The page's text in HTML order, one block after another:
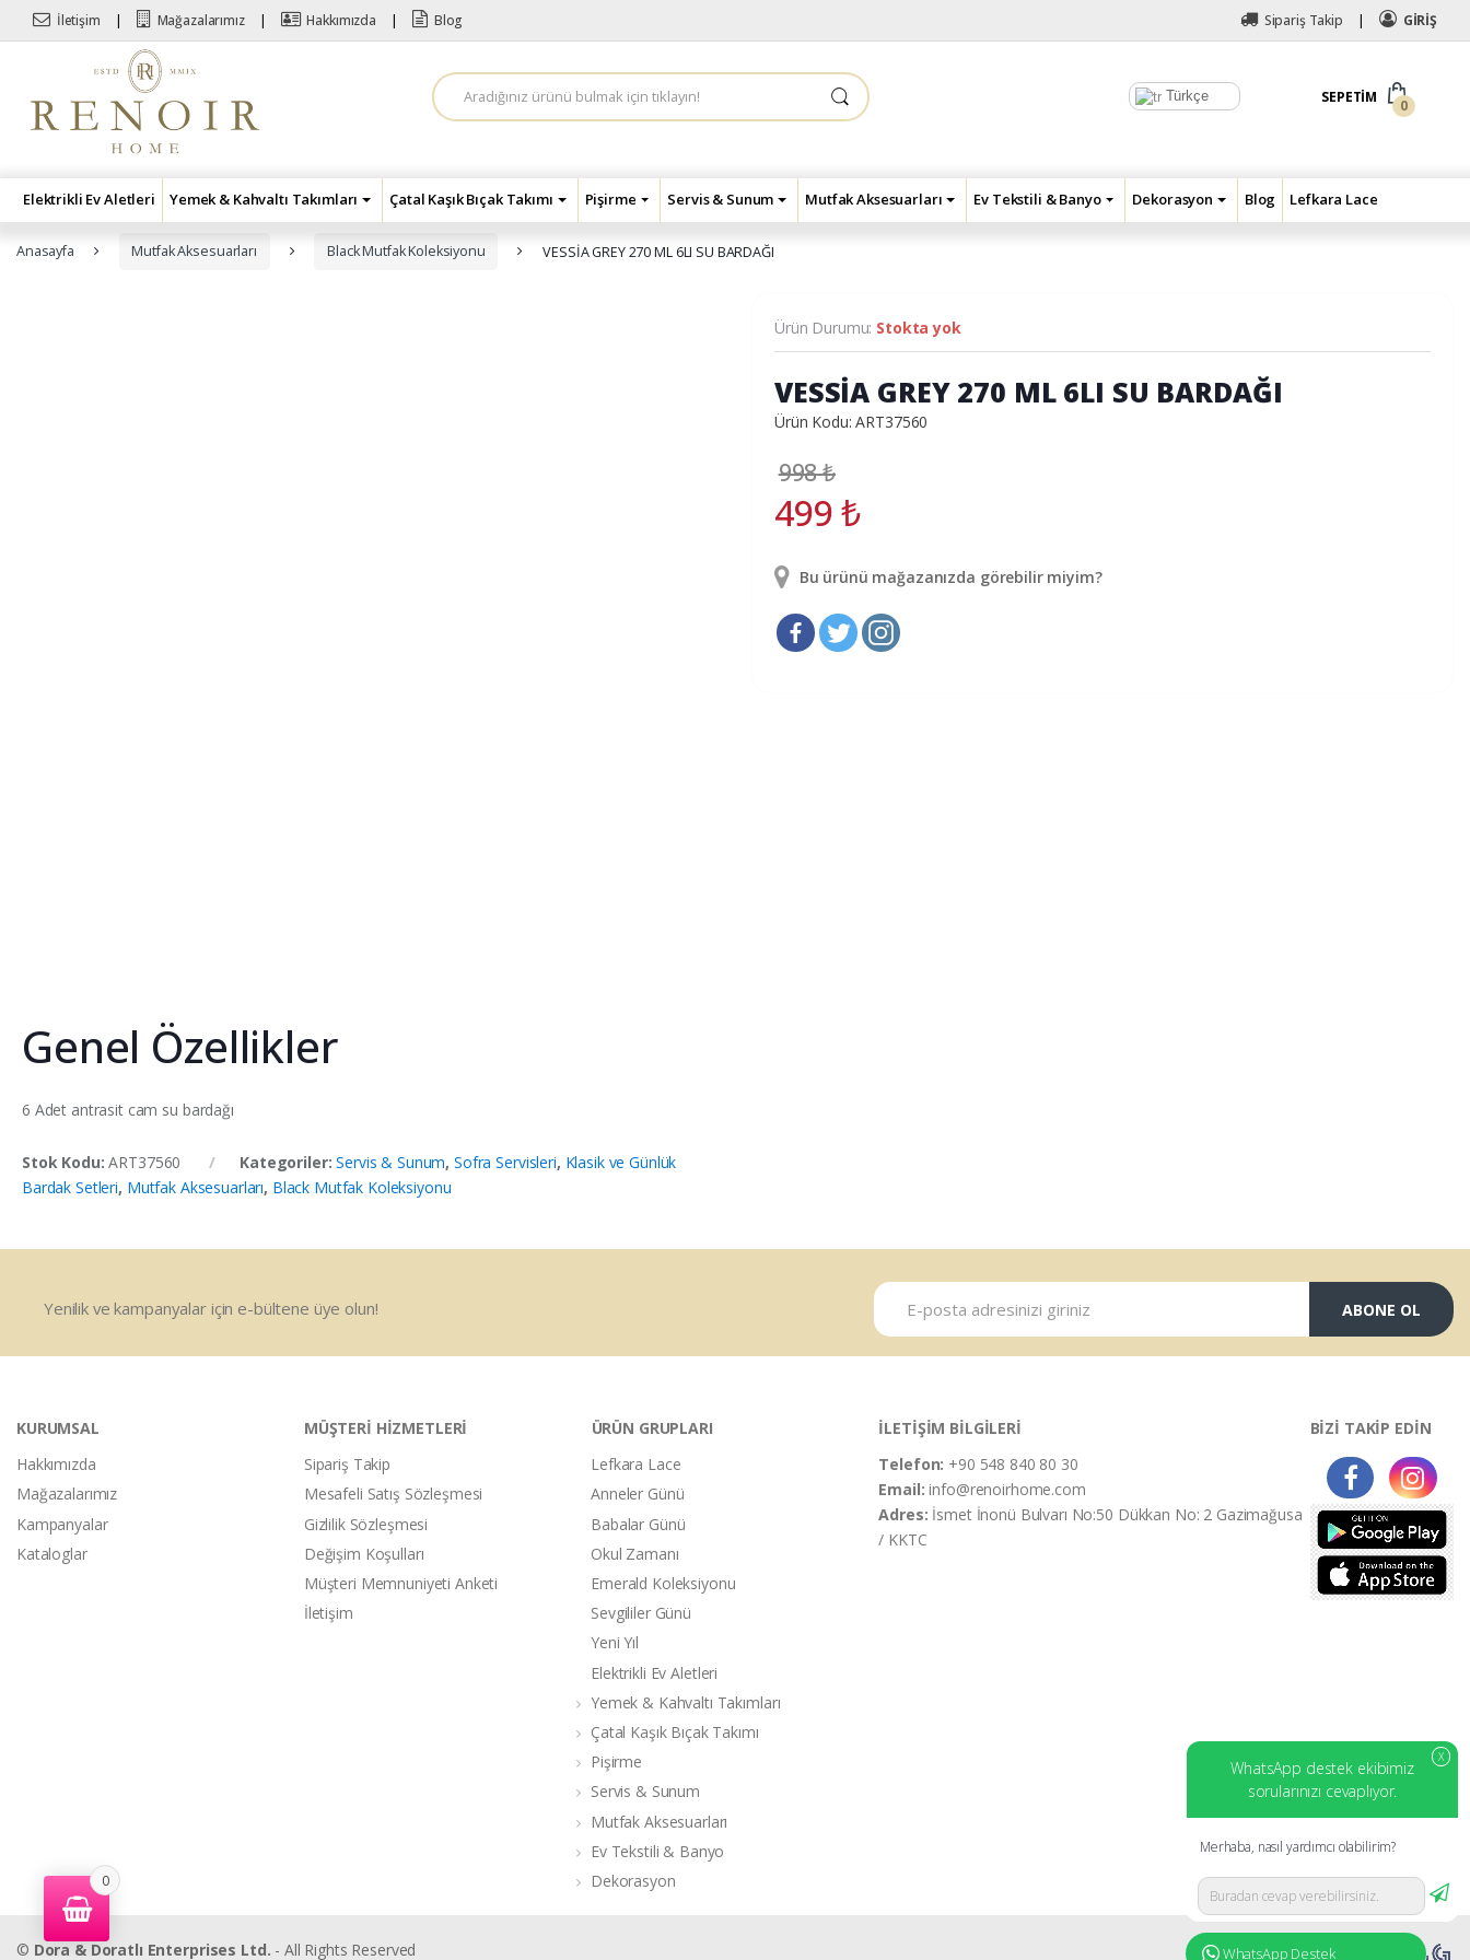
Skip to navigation
Skip to content
İletişim Mağazalarımız Hakkımızda Blog Sipariş Takip GİRİŞ
Türkçe
A
r
a
SEPETIM
0
Elektrikli Ev Aletleri Yemek & Kahvaltı Takımları Çatal Kaşık Bıçak Takımı Pişirme Servis & Sunum Mutfak Aksesuarları Ev Tekstili & Banyo Dekorasyon Blog Lefkara Lace
Anasayfa Mutfak Aksesuarları Black Mutfak Koleksiyonu VESSİA GREY 270 ML 6LI SU BARDAĞI
Genel Özellikler
6 Adet antrasit cam su bardağı
Stok Kodu:ART37560 Kategoriler:Servis & Sunum,Sofra Servisleri, Klasik ve Günlük
Bardak Setleri, Mutfak Aksesuarları, Black Mutfak Koleksiyonu
Ürün Durumu: Stokta yok
VESSİA GREY 270 ML 6LI SU BARDAĞI
Ürün Kodu: ART37560
998₺
499₺
Bu ürünü mağazanızda görebilir miyim?
Yenilik ve kampanyalar için e-bültene üye olun! ABONE OL
KURUMSAL
Hakkımızda
Mağazalarımız
Kampanyalar
Kataloglar
MÜŞTERİ HİZMETLERİ
Sipariş Takip
Mesafeli Satış Sözleşmesi
Gizlilik Sözleşmesi
Değişim Koşulları
Müşteri Memnuniyeti Anketi
İletişim
ÜRÜN GRUPLARI
Lefkara Lace
Anneler Günü
Babalar Günü
Okul Zamanı
Emerald Koleksiyonu
Sevgililer Günü
Yeni Yıl
Elektrikli Ev Aletleri
Yemek & Kahvaltı Takımları
Çatal Kaşık Bıçak Takımı
Pişirme
Servis & Sunum
Mutfak Aksesuarları
Ev Tekstili & Banyo
Dekorasyon
İLETİŞİM BİLGİLERİ
Telefon: +90 548 840 80 30
Email:info@renoirhome.com
Adres: İsmet İnonü Bulvarı No:50 Dükkan No: 2 Gazimağusa
/ KKTC
BİZİ TAKİP EDİN
© Dora & Doratlı Enterprises Ltd. - All Rights Reserved
0
X
WhatsApp destek ekibimiz
sorularınızı cevaplıyor.
Merhaba, nasıl yardımcı olabilirim?
WhatsApp Destek